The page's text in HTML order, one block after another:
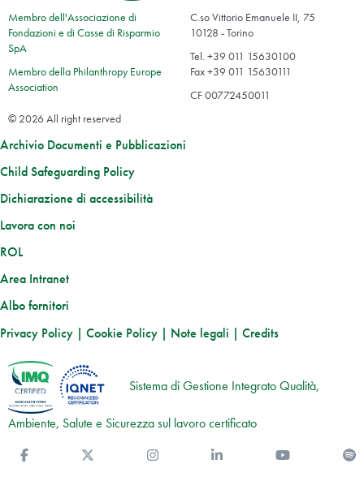
Membro dell'Associazione di
Fondazioni e di Casse di Risparmio
SpA
Membro della Philanthropy Europe
Association
C.so Vittorio Emanuele II, 75
10128 - Torino
Tel. +39 011 15630100
Fax +39 011 15630111
CF 00772450011
© 2026 All right reserved
Archivio Documenti e Pubblicazioni
Child Safeguarding Policy
Dichiarazione di accessibilità
Lavora con noi
ROL
Area Intranet
Albo fornitori
Privacy Policy | Cookie Policy | Note legali | Credits
Sistema di Gestione Integrato Qualità,
Ambiente, Salute e Sicurezza sul lavoro certificato
You Tube